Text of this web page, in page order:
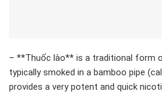
– **Thuốc lào** is a traditional form
typically smoked in a bamboo pipe
provides a very potent and quick